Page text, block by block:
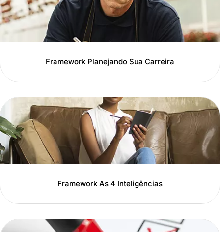
Framework Planejando Sua Carreira
Framework As 4 Inteligências